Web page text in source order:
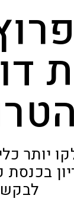
יותר